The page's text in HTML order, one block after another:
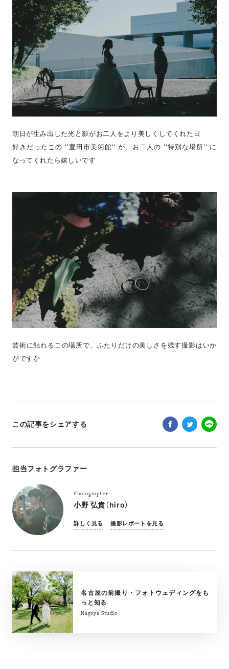
朝日が生み出した光と影がお二人をより美しくしてくれた日
好きだったこの ''豊田市美術館'' が、お二人の ''特別な場所'' に
なってくれたら嬉しいです
芸術に触れるこの場所で、ふたりだけの美しさを残す撮影はいか
がですか
この記事をシェアする
担当フォトグラファー
Photographer
小野 弘貴（hiro）
詳しく見る 撮影レポートを見る
名古屋の前撮り・フォトウェディングをも
っと知る
Nagoya Studio